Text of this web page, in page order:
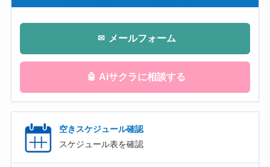
✉ メールフォーム
🤖 Aiサクラに相談する
空きスケジュール確認
スケジュール表を確認